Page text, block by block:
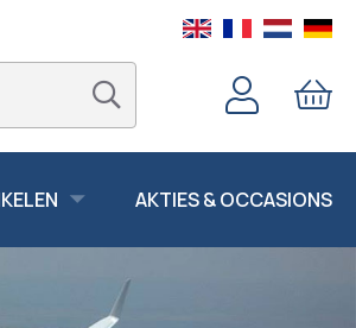
AKTIES & OCCASIONS